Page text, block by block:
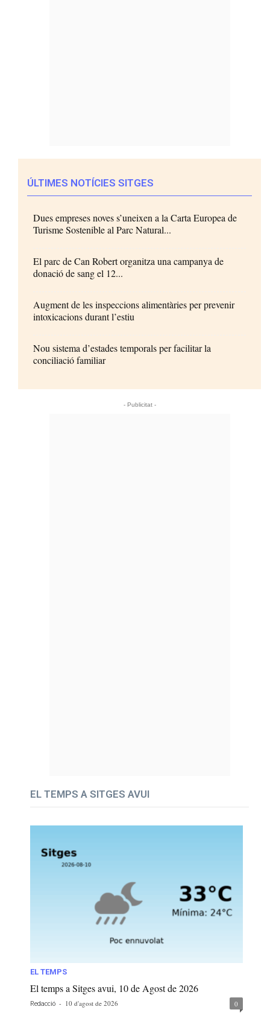
ÚLTIMES NOTÍCIES SITGES
Dues empreses noves s’uneixen a la Carta Europea de
Turisme Sostenible al Parc Natural...
El parc de Can Robert organitza una campanya de
donació de sang el 12...
Augment de les inspeccions alimentàries per prevenir
intoxicacions durant l’estiu
Nou sistema d’estades temporals per facilitar la
conciliació familiar
- Publicitat -
EL TEMPS A SITGES AVUI
EL TEMPS
El temps a Sitges avui, 10 de Agost de 2026
Redacció - 10 d'agost de 2026 0